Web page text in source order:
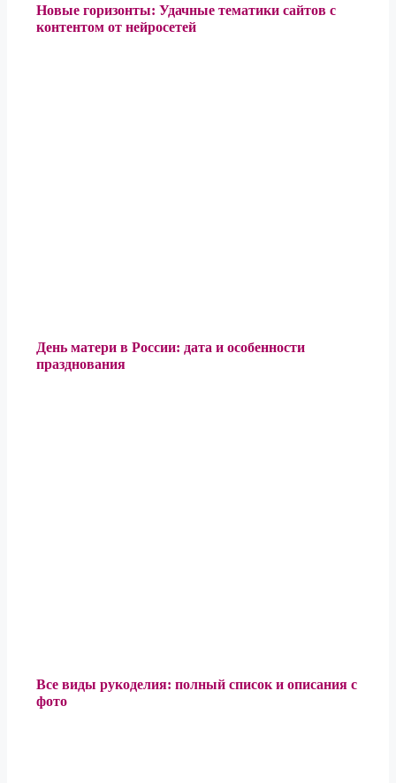
Новые горизонты: Удачные тематики сайтов с
контентом от нейросетей
День матери в России: дата и особенности
празднования
Все виды рукоделия: полный список и описания с
фото